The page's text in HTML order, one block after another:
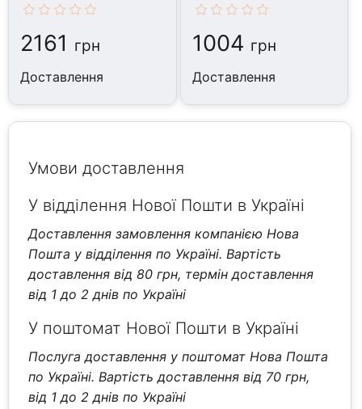
таблеток
2161 грн
Доставлення
таблеток
1004 грн
Доставлення
Умови доставлення
У відділення Нової Пошти в Україні
Доставлення замовлення компанією Нова
Пошта у відділення по Україні. Вартість
доставлення від 80 грн, термін доставлення
від 1 до 2 днів по Україні
У поштомат Нової Пошти в Україні
Послуга доставлення у поштомат Нова Пошта
по Україні. Вартість доставлення від 70 грн,
від 1 до 2 днів по Україні